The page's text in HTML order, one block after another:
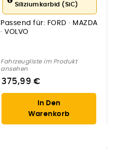
Siliziumkarbid (SiC)
Passend für: FORD · MAZDA
· VOLVO
Fahrzeugliste im Produkt
ansehen
375,99 €
In Den
Warenkorb